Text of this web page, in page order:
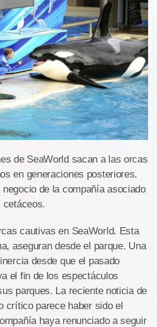
de SeaWorld sacan a las orcas
en generaciones posteriores.
de la compañía asociado
cetáceos.
cautivas en SeaWorld. Esta
aseguran desde el parque. Una
desde que el pasado
el fin de los espectáculos
parques. La reciente noticia de
crítico parece haber sido el
haya renunciado a seguir